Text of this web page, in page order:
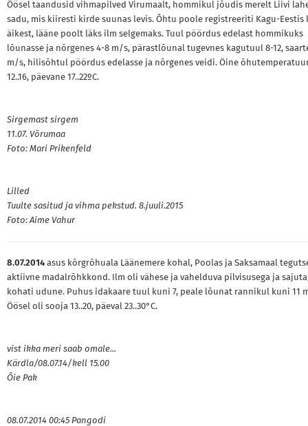
Öösel taandusid vihmapilved Virumaalt, hommikul jõudis merelt Liivi
sadu, mis kiiresti kirde suunas levis. Õhtu poole registreeriti Kagu-Eestis
äikest, lääne poolt läks ilm selgemaks. Tuul pöördus edelast hommikuks
lõunasse ja nõrgenes 4-8 m/s, pärastlõunal tugevnes kagutuul 8-12,
m/s, hilisõhtul pöördus edelasse ja nõrgenes veidi. Öine
12..16, päevane 17..22ºC.
Sirgemast sirgem
11.07. Võrumaa
Foto: Mari Prikenfeld
Lilled
Tuulte sasitud ja vihma pekstud. 8.juuli.2015
Foto: Aime Vahur
8.07.2014 asus kõrgrõhuala Läänemere kohal, Poolas ja Saksamaal
aktiivne madalrõhkkond. Ilm oli vähese ja vahelduva pilvisusega ja
kohati udune. Puhus idakaare tuul kuni 7, peale lõunat rannikul kuni 11
Öösel oli sooja 13..20, päeval 23..30°C.
vist ikka meri saab omale...
Kärdla/08.07.14/kell 15.00
Õie Pak
08.07.2014 00:45 Pangodi